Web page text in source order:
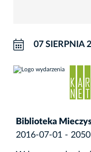
07 SIERPNIA
Biblioteka
2016-07-01 -